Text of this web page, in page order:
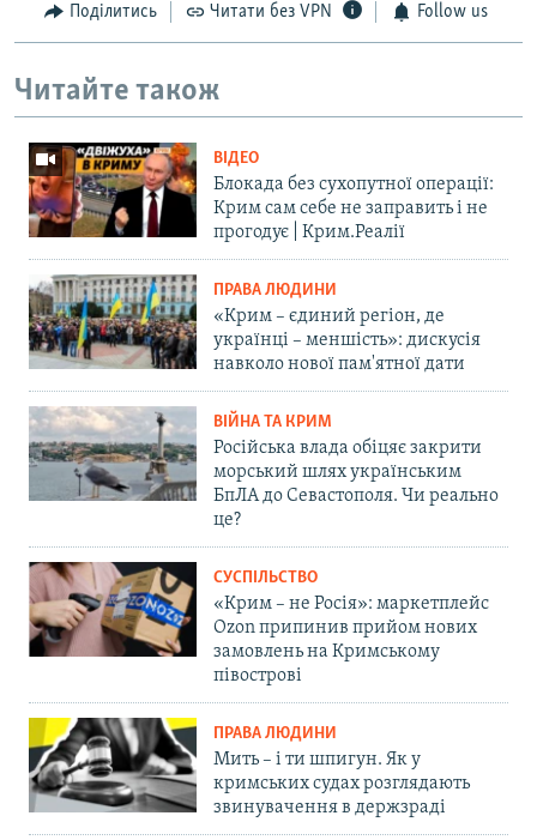
Поділитись Читати без VPN Follow us
Читайте також
ВІДЕО
Блокада без сухопутної операції:
Крим сам себе не заправить і не
прогодує | Крим.Реалії
ПРАВА ЛЮДИНИ
«Крим – єдиний регіон, де
українці – меншість»: дискусія
навколо нової пам'ятної дати
ВІЙНА ТА КРИМ
Російська влада обіцяє закрити
морський шлях українським
БпЛА до Севастополя. Чи реально
це?
СУСПІЛЬСТВО
«Крим – не Росія»: маркетплейс
Ozon припинив прийом нових
замовлень на Кримському
півострові
ПРАВА ЛЮДИНИ
Мить – і ти шпигун. Як у
кримських судах розглядають
звинувачення в держзраді